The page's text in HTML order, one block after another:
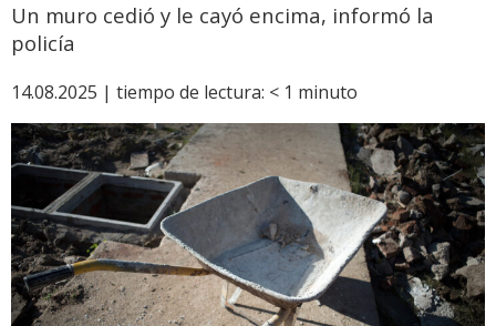
Un muro cedió y le cayó encima, informó la
policía
14.08.2025 | tiempo de lectura: < 1 minuto